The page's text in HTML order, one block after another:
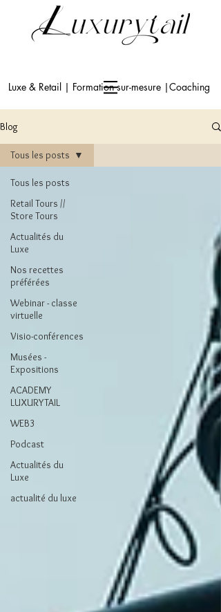
Luxe & Retail | Formation sur-mesure |Coaching
Blog
Tous les posts
Retail Tours //
Store Tours
Actualités du
Luxe
Nos recettes
préférées
Webinar - classe
virtuelle
Visio-conférences
Musées -
Expositions
ACADEMY
LUXURYTAIL
WEB3
Podcast
Actualités du
Luxe
actualité du luxe
Tous les posts